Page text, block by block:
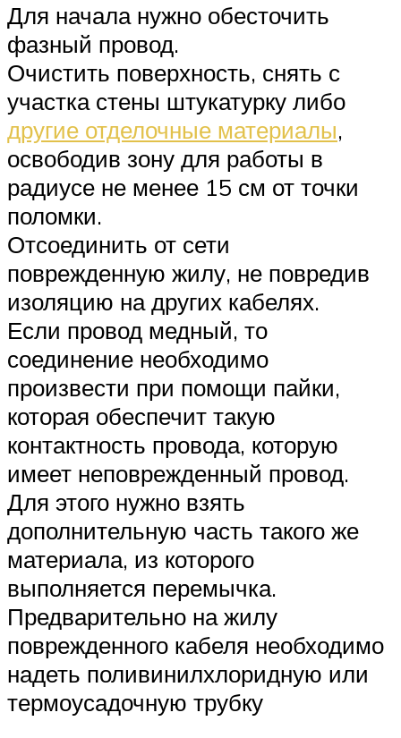
Для начала нужно обесточить
фазный провод.
Очистить поверхность, снять с
участка стены штукатурку либо
другие отделочные материалы,
освободив зону для работы в
радиусе не менее 15 см от точки
поломки.
Отсоединить от сети
поврежденную жилу, не повредив
изоляцию на других кабелях.
Если провод медный, то
соединение необходимо
произвести при помощи пайки,
которая обеспечит такую
контактность провода, которую
имеет неповрежденный провод.
Для этого нужно взять
дополнительную часть такого же
материала, из которого
выполняется перемычка.
Предварительно на жилу
поврежденного кабеля необходимо
надеть поливинилхлоридную или
термоусадочную трубку